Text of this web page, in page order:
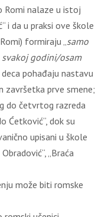
Romi nalaze u istoj
i da u praksi ove škole
formiraju „samo
godini/osam
deca pohađaju nastavu
završetka prve smene;
do četvrtog razreda
Ćetković“, dok su
upisani u škole
„Braća
može biti romske